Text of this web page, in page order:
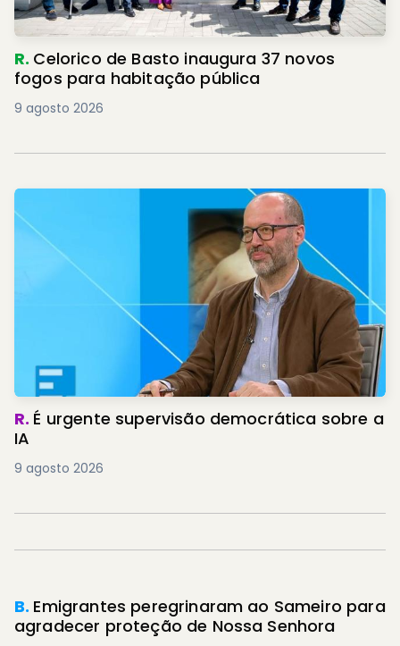
R. Celorico de Basto inaugura 37 novos
fogos para habitação pública
9 agosto 2026
R. É urgente supervisão democrática sobre a
IA
9 agosto 2026
B. Emigrantes peregrinaram ao Sameiro para
agradecer proteção de Nossa Senhora